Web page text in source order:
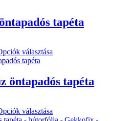
tapéta
Ft
Ft
választása
több
variációja
változatok
öntapadós tapéta
Ft
választása
a